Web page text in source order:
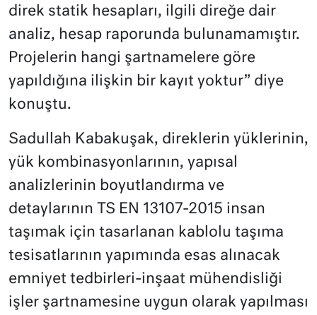
direk statik hesapları, ilgili direğe dair
analiz, hesap raporunda bulunamamıştır.
Projelerin hangi şartnamelere göre
yapıldığına ilişkin bir kayıt yoktur” diye
konuştu.
Sadullah Kabakuşak, direklerin yüklerinin,
yük kombinasyonlarının, yapısal
analizlerinin boyutlandırma ve
detaylarının TS EN 13107-2015 insan
taşımak için tasarlanan kablolu taşıma
tesisatlarının yapımında esas alınacak
emniyet tedbirleri-inşaat mühendisliği
işler şartnamesine uygun olarak yapılması